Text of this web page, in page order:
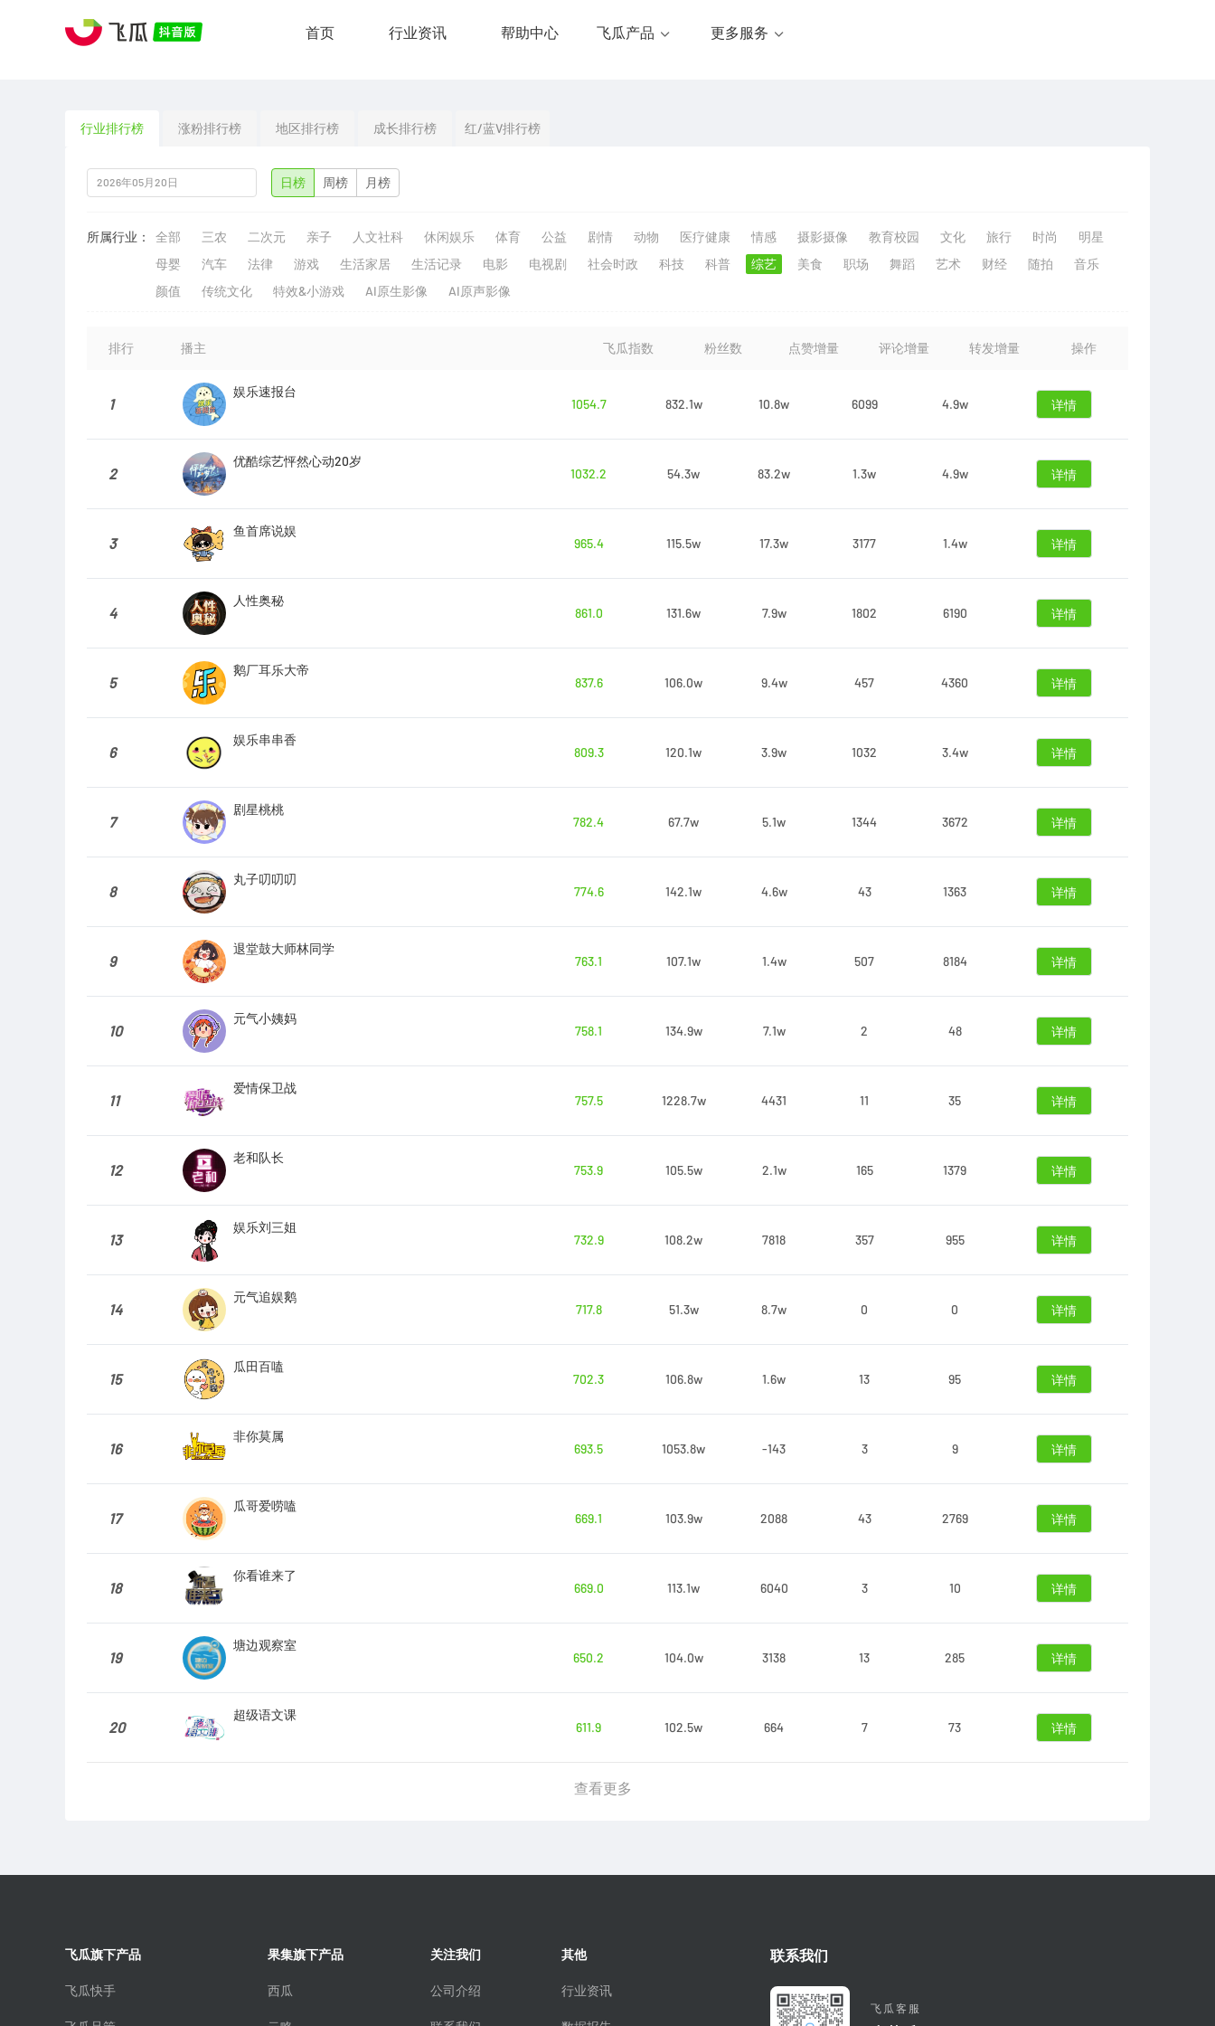
首页 行业资讯 帮助中心 飞瓜产品 更多服务
行业排行榜 涨粉排行榜 地区排行榜 成长排行榜 红/蓝V排行榜
日榜 周榜 月榜
所属行业： 全部 三农 二次元 亲子 人文社科 休闲娱乐 体育 公益 剧情 动物 医疗健康 情感 摄影摄像 教育校园 文化 旅行 时尚
明星
母婴
汽车 法律 游戏 生活家居 生活记录 电影 电视剧 社会时政 科技 科普 综艺 美食 职场 舞蹈 艺术 财经 随拍
音乐
颜值
传统文化 特效&小游戏 AI原生影像 AI原声影像
排行 播主 飞瓜指数 粉丝数 点赞增量 评论增量 转发增量 操作
1
娱乐速报台
1054.7
832.1w 10.8w 6099 4.9w 详情
2
优酷综艺怦然心动20岁
1032.2
54.3w 83.2w 1.3w 4.9w 详情
3
鱼首席说娱
965.4
115.5w 17.3w 3177 1.4w 详情
4
人性奥秘
861.0
131.6w 7.9w 1802 6190 详情
5
鹅厂耳乐大帝
837.6
106.0w 9.4w 457 4360 详情
6
娱乐串串香
809.3
120.1w 3.9w 1032 3.4w 详情
7
剧星桃桃
782.4
67.7w 5.1w 1344 3672 详情
8
丸子叨叨叨
774.6
142.1w 4.6w 43 1363 详情
9
退堂鼓大师林同学
763.1
107.1w 1.4w 507 8184 详情
10
元气小姨妈
758.1
134.9w 7.1w 2 48 详情
11
爱情保卫战
757.5
1228.7w 4431 11 35 详情
12
老和队长
753.9
105.5w 2.1w 165 1379 详情
13
娱乐刘三姐
732.9
108.2w 7818 357 955 详情
14
元气追娱鹅
717.8
51.3w 8.7w 0 0 详情
15
瓜田百嗑
702.3
106.8w 1.6w 13 95 详情
16
非你莫属
693.5
1053.8w -143 3 9 详情
17
瓜哥爱唠嗑
669.1
103.9w 2088 43 2769 详情
18
你看谁来了
669.0
113.1w 6040 3 10 详情
19
塘边观察室
650.2
104.0w 3138 13 285 详情
20
超级语文课
611.9
102.5w 664 7 73 详情
查看更多
飞瓜旗下产品
飞瓜快手
果集旗下产品
西瓜
关注我们
公司介绍
其他
行业资讯
联系我们
飞瓜客服